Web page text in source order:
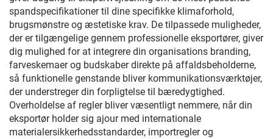
spandspecifikationer til dine specifikke klimaforhold,
brugsmønstre og æstetiske krav. De tilpassede muligheder,
der er tilgængelige gennem professionelle eksportører, giver
dig mulighed for at integrere din organisations branding,
farveskemaer og budskaber direkte på affaldsbeholderne,
så funktionelle genstande bliver kommunikationsværktøjer,
der understreger din forpligtelse til bæredygtighed.
Overholdelse af regler bliver væsentligt nemmere, når din
eksportør holder sig ajour med internationale
materialersikkerhedsstandarder, importregler og